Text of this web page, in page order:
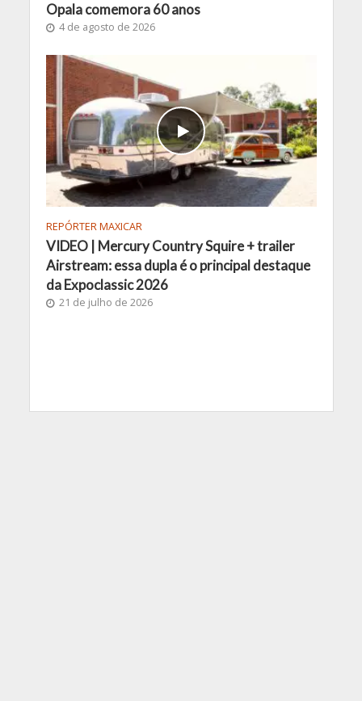
Opala comemora 60 anos
4 de agosto de 2026
REPÓRTER MAXICAR
VIDEO | Mercury Country Squire + trailer
Airstream: essa dupla é o principal destaque
da Expoclassic 2026
21 de julho de 2026